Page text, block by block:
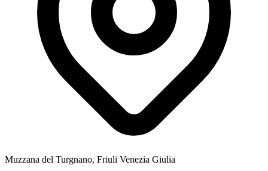
Muzzana del Turgnano, Friuli Venezia Giulia